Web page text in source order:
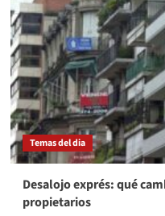
Temas del dia
Desalojo exprés: qué
propietarios